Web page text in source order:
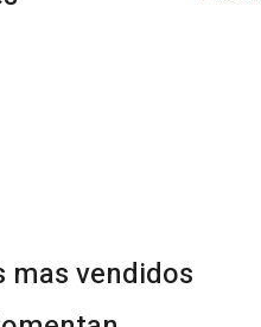
mas vendidos